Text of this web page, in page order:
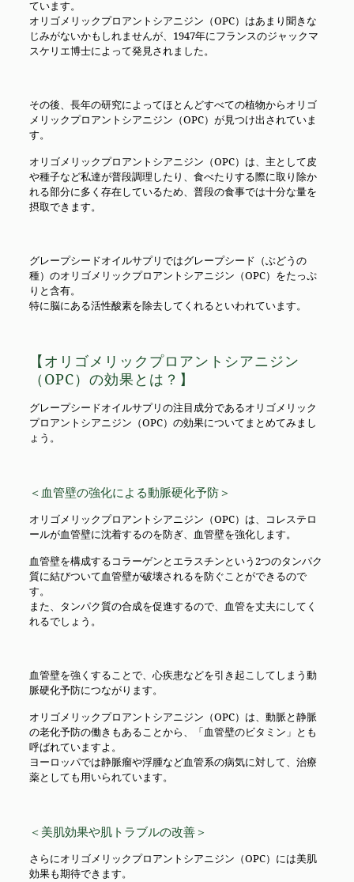
ています。
オリゴメリックプロアントシアニジン（OPC）はあまり聞きな
じみがないかもしれませんが、1947年にフランスのジャックマ
スケリエ博士によって発見されました。
その後、長年の研究によってほとんどすべての植物からオリゴ
メリックプロアントシアニジン（OPC）が見つけ出されていま
す。
オリゴメリックプロアントシアニジン（OPC）は、主として皮
や種子など私達が普段調理したり、食べたりする際に取り除か
れる部分に多く存在しているため、普段の食事では十分な量を
摂取できます。
グレープシードオイルサプリではグレープシード（ぶどうの
種）のオリゴメリックプロアントシアニジン（OPC）をたっぷ
りと含有。
特に脳にある活性酸素を除去してくれるといわれています。
【オリゴメリックプロアントシアニジン
（OPC）の効果とは？】
グレープシードオイルサプリの注目成分であるオリゴメリック
プロアントシアニジン（OPC）の効果についてまとめてみまし
ょう。
＜血管壁の強化による動脈硬化予防＞
オリゴメリックプロアントシアニジン（OPC）は、コレステロ
ールが血管壁に沈着するのを防ぎ、血管壁を強化します。
血管壁を構成するコラーゲンとエラスチンという2つのタンパク
質に結びついて血管壁が破壊されるを防ぐことができるので
す。
また、タンパク質の合成を促進するので、血管を丈夫にしてく
れるでしょう。
血管壁を強くすることで、心疾患などを引き起こしてしまう動
脈硬化予防につながります。
オリゴメリックプロアントシアニジン（OPC）は、動脈と静脈
の老化予防の働きもあることから、「血管壁のビタミン」とも
呼ばれていますよ。
ヨーロッパでは静脈瘤や浮腫など血管系の病気に対して、治療
薬としても用いられています。
＜美肌効果や肌トラブルの改善＞
さらにオリゴメリックプロアントシアニジン（OPC）には美肌
効果も期待できます。